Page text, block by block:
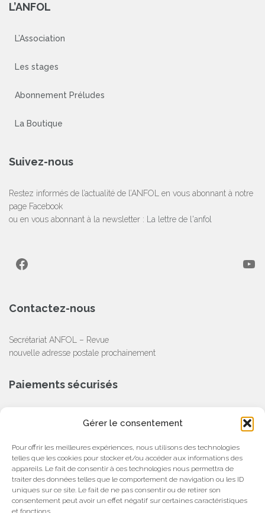
Gérer le consentement
Pour offrir les meilleures expériences, nous utilisons des technologies
telles que les cookies pour stocker et/ou accéder aux informations des
appareils. Le fait de consentir à ces technologies nous permettra de
traiter des données telles que le comportement de navigation ou les ID
uniques sur ce site. Le fait de ne pas consentir ou de retirer son
consentement peut avoir un effet négatif sur certaines caractéristiques
et fonctions.
L’ANFOL
L’Association
Les stages
Abonnement Préludes
La Boutique
Suivez-nous
Restez informés de l’actualité de l’ANFOL en vous abonnant à notre
page Facebook
ou en vous abonnant à la newsletter :
La lettre de l'anfol
Contactez-nous
Secrétariat ANFOL – Revue
nouvelle adresse postale prochainement
Paiements sécurisés
Partenaire